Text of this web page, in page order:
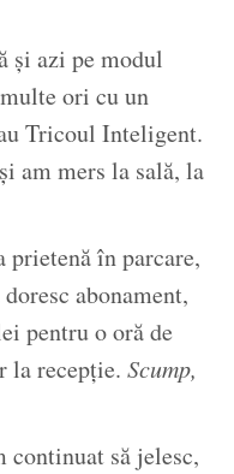
și azi pe modul
ori cu un
Tricoul Inteligent.
am mers la sală, la
în parcare,
abonament,
pentru o oră de
la recepție. Scump,
continuat să jelesc,